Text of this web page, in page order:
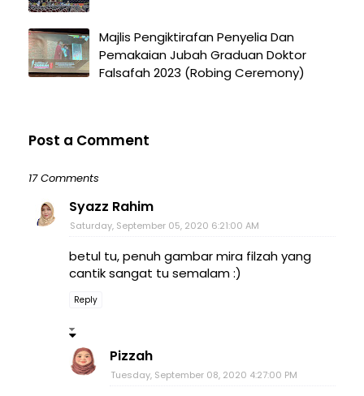
Majlis Pengiktirafan Penyelia Dan
Pemakaian Jubah Graduan Doktor
Falsafah 2023 (Robing Ceremony)
Post a Comment
17 Comments
Syazz Rahim
Saturday, September 05, 2020 6:21:00 AM
betul tu, penuh gambar mira filzah yang
cantik sangat tu semalam :)
Reply
Pizzah
Tuesday, September 08, 2020 4:27:00 PM